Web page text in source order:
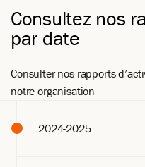
Consultez nos
par date
Consulter nos rapports
notre organisation
2024-2025